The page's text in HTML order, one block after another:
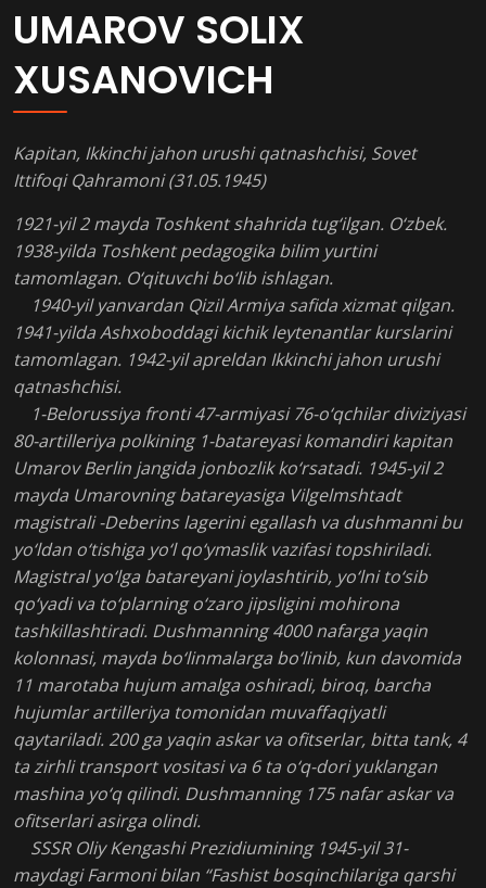
UMAROV SOLIX
XUSANOVICH
Kapitan, Ikkinchi jahon urushi qatnashchisi, Sovet
Ittifoqi Qahramoni (31.05.1945)
1921-yil 2 mayda Toshkent shahrida tug‘ilgan. O‘zbek.
1938-yilda Toshkent pedagogika bilim yurtini
tamomlagan. O‘qituvchi bo‘lib ishlagan.
1940-yil yanvardan Qizil Armiya safida xizmat qilgan.
1941-yilda Ashxoboddagi kichik leytenantlar kurslarini
tamomlagan. 1942-yil apreldan Ikkinchi jahon urushi
qatnashchisi.
1-Belorussiya fronti 47-armiyasi 76-o‘qchilar diviziyasi
80-artilleriya polkining 1-batareyasi komandiri kapitan
Umarov Berlin jangida jonbozlik ko‘rsatadi. 1945-yil 2
mayda Umarovning batareyasiga Vilgelmshtadt
magistrali -Deberins lagerini egallash va dushmanni bu
yo‘ldan o‘tishiga yo‘l qo‘ymaslik vazifasi topshiriladi.
Magistral yo‘lga batareyani joylashtirib, yo‘lni to‘sib
qo‘yadi va to‘plarning o‘zaro jipsligini mohirona
tashkillashtiradi. Dushmanning 4000 nafarga yaqin
kolonnasi, mayda bo‘linmalarga bo‘linib, kun davomida
11 marotaba hujum amalga oshiradi, biroq, barcha
hujumlar artilleriya tomonidan muvaffaqiyatli
qaytariladi. 200 ga yaqin askar va ofitserlar, bitta tank, 4
ta zirhli transport vositasi va 6 ta o‘q-dori yuklangan
mashina yo‘q qilindi. Dushmanning 175 nafar askar va
ofitserlari asirga olindi.
SSSR Oliy Kengashi Prezidiumining 1945-yil 31-
maydagi Farmoni bilan “Fashist bosqinchilariga qarshi